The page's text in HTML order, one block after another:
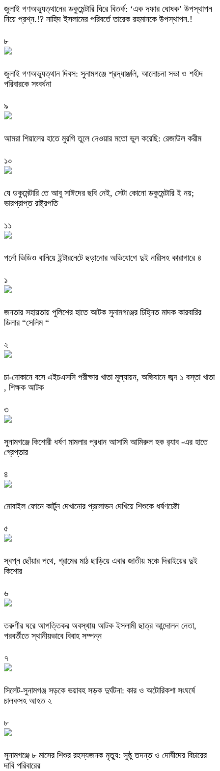
‎জুলাই গণঅভ্যুত্থানের ডকুমেন্টারি ঘিরে বিতর্ক: ‘এক দফার ঘোষক’ উপস্থাপন
নিয়ে প্রশ্ন.!? নাহিদ ইসলামের পরিবর্তে তারেক রহমানকে উপস্থাপন.!
৮
জুলাই গণঅভ্যুত্থান দিবস: সুনামগঞ্জে শ্রদ্ধাঞ্জলি, আলোচনা সভা ও শহীদ
পরিবারকে সংবর্ধনা
৯
‎আমরা শিয়ালের হাতে মুরগি তুলে দেওয়ার মতো ভুল করেছি: রেজাউল করীম
১০
যে ডকুমেন্টারি তে আবু সাঈদের ছবি নেই, সেটা কোনো ডকুমেন্টারি ই নয়;
ভারপ্রাপ্ত রাষ্ট্রপতি
১১
পর্নো ভিডিও বানিয়ে ইন্টারনেটে ছড়ানোর অভিযোগে দুই নারীসহ কারাগারে ৪
১
জনতার সহায়তায় পুলিশের হাতে আটক সুনামগঞ্জের চিহ্নিত মাদক কারবারির
ডিলার “সেলিম “
২
চা-দোকানে বসে এইচএসসি পরীক্ষার খাতা মূল্যায়ন, অভিযানে জব্দ ১ বস্তা খাতা
, শিক্ষক আটক
৩
‎সুনামগঞ্জে কিশোরী ধর্ষণ মামলার প্রধান আসামি আমিরুল হক র‌্যাব -এর হাতে
গ্রেপ্তার
৪
মোবাইল ফোনে কার্টুন দেখানোর প্রলোভন দেখিয়ে শিশুকে ধর্ষণচেষ্টা
৫
স্বপ্ন ছোঁয়ার পথে, গ্রামের মাঠ ছাড়িয়ে এবার জাতীয় মঞ্চে দিরাইয়ের দুই
কিশোর
৬
তরুণীর ঘরে আপত্তিকর অবস্থায় আটক ইসলামী ছাত্র আন্দোলন নেতা,
পরবর্তীতে স্থানীয়ভাবে বিবাহ সম্পন্ন
৭
সিলেট-সুনামগঞ্জ সড়কে ভয়াবহ সড়ক দুর্ঘটনা: কার ও অটোরিকশা সংঘর্ষে
চালকসহ আহত ২
৮
সুনামগঞ্জে ৮ মাসের শিশুর রহস্যজনক মৃত্যু: সুষ্ঠু তদন্ত ও দোষীদের বিচারের
দাবি পরিবারের